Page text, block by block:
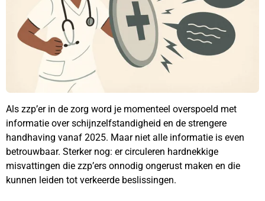
Als zzp’er in de zorg word je momenteel overspoeld met
informatie over schijnzelfstandigheid en de strengere
handhaving vanaf 2025. Maar niet alle informatie is even
betrouwbaar. Sterker nog: er circuleren hardnekkige
misvattingen die zzp’ers onnodig ongerust maken en die
kunnen leiden tot verkeerde beslissingen.